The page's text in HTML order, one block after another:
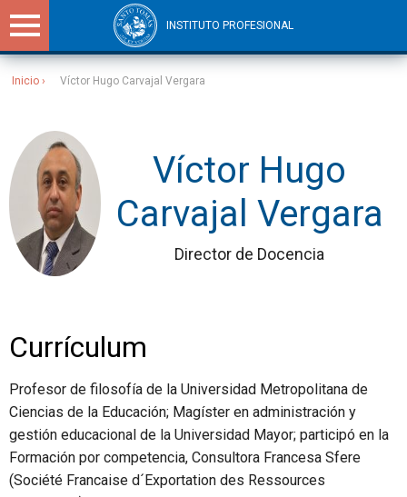
INSTITUTO PROFESIONAL
Inicio Víctor Hugo Carvajal Vergara
Víctor Hugo
Carvajal Vergara
Director de Docencia
Currículum
Profesor de filosofía de la Universidad Metropolitana de
Ciencias de la Educación; Magíster en administración y
gestión educacional de la Universidad Mayor; participó en la
Formación por competencia, Consultora Francesa Sfere
(Société Francaise d´Exportation des Ressources